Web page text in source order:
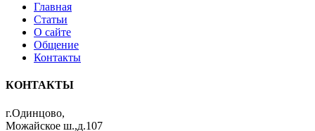
Главная
Статьи
О сайте
Общение
Контакты
КОНТАКТЫ
г.Одинцово,
Можайское ш.,д.107